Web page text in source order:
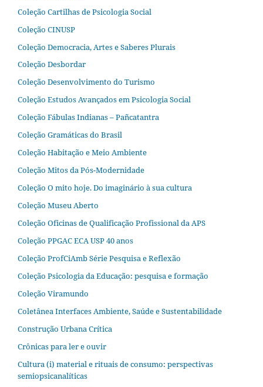
Coleção Cartilhas de Psicologia Social
Coleção CINUSP
Coleção Democracia, Artes e Saberes Plurais
Coleção Desbordar
Coleção Desenvolvimento do Turismo
Coleção Estudos Avançados em Psicologia Social
Coleção Fábulas Indianas – Pañcatantra
Coleção Gramáticas do Brasil
Coleção Habitação e Meio Ambiente
Coleção Mitos da Pós-Modernidade
Coleção O mito hoje. Do imaginário à sua cultura
Coleção Museu Aberto
Coleção Oficinas de Qualificação Profissional da APS
Coleção PPGAC ECA USP 40 anos
Coleção ProfCiAmb Série Pesquisa e Reflexão
Coleção Psicologia da Educação: pesquisa e formação
Coleção Viramundo
Coletânea Interfaces Ambiente, Saúde e Sustentabilidade
Construção Urbana Crítica
Crônicas para ler e ouvir
Cultura (i) material e rituais de consumo: perspectivas
semiopsicanalíticas